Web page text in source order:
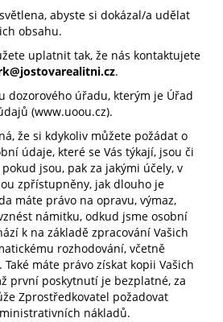
abyste si dokázal/a udělat
obsahu.
uplatnit tak, že nás kontaktujete
.
dozorového úřadu, kterým je Úřad
(www.uoou.cz).
že si kdykoliv můžete požádat o
údaje, které se Vás týkají, jsou či
jsou, pak za jakými účely, v
zpřístupněny, jak dlouho je
máte právo na opravu, výmaz,
námitku, odkud jsme osobní
k na základě zpracování Vašich
rozhodování, včetně
máte právo získat kopii Vašich
první poskytnutí je bezplatné, za
Zprostředkovatel požadovat
nákladů.